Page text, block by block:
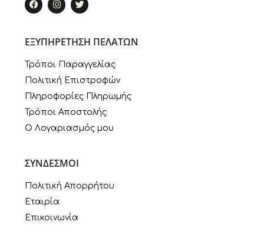
ΕΞΥΠΗΡΕΤΗΣΗ ΠΕΛΑΤΩΝ
Τρόποι Παραγγελίας
Πολιτική Επιστροφών
Πληροφορίες Πληρωμής
Τρόποι Αποστολής
Ο Λογαριασμός μου
ΣΥΝΔΕΣΜΟΙ
Πολιτική Απορρήτου
Εταιρία
Επικοινωνία